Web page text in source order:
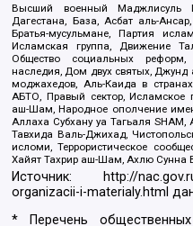
Высший военный Маджлисуль
Дагестана, База, Асбат аль-
Братья-мусульмане, Партия
Исламская группа, Движение
Общество социальных
наследия, Дом двух святых,
моджахедов, Аль-Каида в
АБТО, Правый сектор, Исламское
аш-Шам, Народное ополчение
Аллаха Субхану уа Тагьаля
Тавхида Валь-Джихад,
исломи, Террористическое
Хайят Тахрир аш-Шам, Ахлю
Источник:
http://
organizacii-i-materialy.html
* Перечень